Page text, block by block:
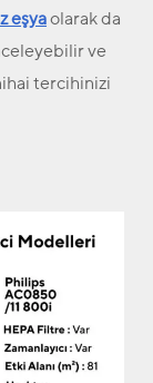
eşyaolarak da
ve
tercihinizi